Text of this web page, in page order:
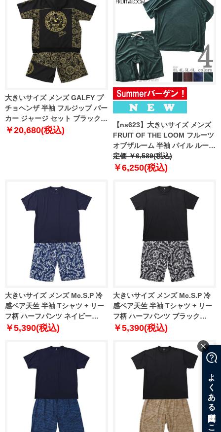
大きいサイズ メンズ GALFY プ
チョヘンザ 半袖 フルジップ パー
カー ジャージ セット ブラック
1258-6265-2 3L 4L 5L 6L
￥20,680(税込)
【ns623】大きいサイズ メンズ
FRUIT OF THE LOOM フルーツ
オブザルーム 半袖 パイル ルーム
ウェア 上下セット 春夏新作
81809000
定価 ￥6,589(税込)
￥6,250(税込)
大きいサイズ メンズ Mc.S.P 冷
感ベア天竺 半袖 Tシャツ + リー
フ柄 ハーフパンツ ネイビー
1279-6210-1 3L 4L 5L 6L 7L 8L
￥5,390(税込)
大きいサイズ メンズ Mc.S.P 冷
感ベア天竺 半袖 Tシャツ + リー
フ柄 ハーフパンツ ブラック
1279-6210-2 3L 4L 5L 6L 7L 8L
￥5,390(税込)